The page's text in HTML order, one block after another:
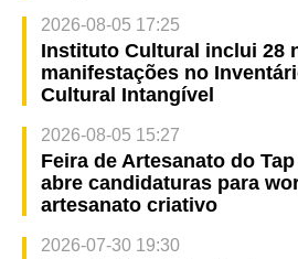
2026-08-05 17:25
Instituto Cultural inclui 28
manifestações no
Cultural Intangível
2026-08-05 15:27
Feira de Artesanato do
abre candidaturas para
artesanato criativo
2026-07-30 19:30